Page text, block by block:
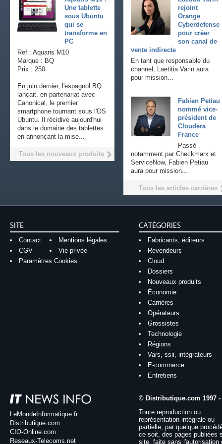
rejoint
Orange
Cyberdefense
pour créer
son canal de
vente indirecte
En tant que responsable du
channel, Laetitia Varin aura
pour mission...
Fabien Petiau
nommé vice-
président de
Cloudera
France
Passé
notamment par Checkmarx et
ServiceNow, Fabien Petiau
aura pour mission...
Tous les articles carrières
Une tablette
sous Ubuntu
qui se
transforme en
PC
Ref : Aquaris M10
Marque : BQ
Prix : 250
En juin dernier, l'espagnol BQ
lançait, en partenariat avec
Canonical, le premier
smartphone tournant sous l'OS
Ubuntu. Il récidive aujourd'hui
dans le domaine des tablettes
en annonçant la mise...
Tous les nouveaux produits
SITE
Contact
Mentions légales
CGV
Vie privée
Paramètres Cookies
CATÉGORIES
Fabricants, éditeurs
Revendeurs
Cloud
Dossiers
Nouveaux produits
Économie
Carrières
Opérateurs
Grossistes
Technologie
Régions
Vars, ssii, intégrateurs
E-commerce
Entretiens
LeMondeInformatique.fr
Distributique.com
CIO-Online.com
Reseaux-Telecoms.net
© Distributique.com 1997 -
Toute reproduction ou
représentation intégrale ou
partielle, par quelque
ce soit, des pages publiées
site, faite sans l'autorisation